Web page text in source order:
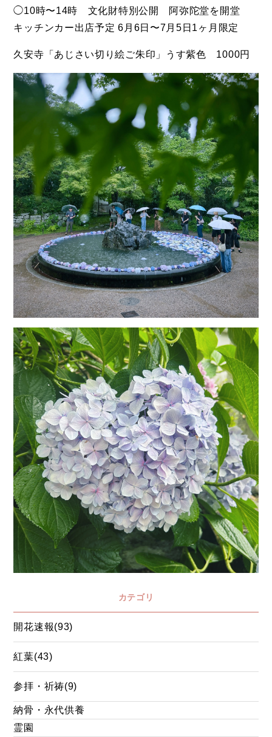
◯10時〜14時 文化財特別公開 阿弥陀堂を開堂
キッチンカー出店予定 6月6日〜7月5日1ヶ月限定
久安寺「あじさい切り絵ご朱印」うす紫色 1000円
カテゴリ
開花速報(93)
紅葉(43)
参拝・祈祷(9)
納骨・永代供養
霊園